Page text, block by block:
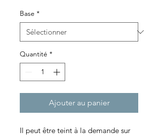
Base *
Quantité *
Ajouter au panier
Il peut être teint à la demande sur